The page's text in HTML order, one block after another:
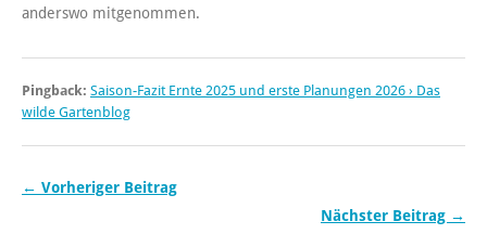
anderswo mitgenommen.
Pingback: Saison-Fazit Ernte 2025 und erste Planungen 2026 › Das
wilde Gartenblog
← Vorheriger Beitrag
Nächster Beitrag →